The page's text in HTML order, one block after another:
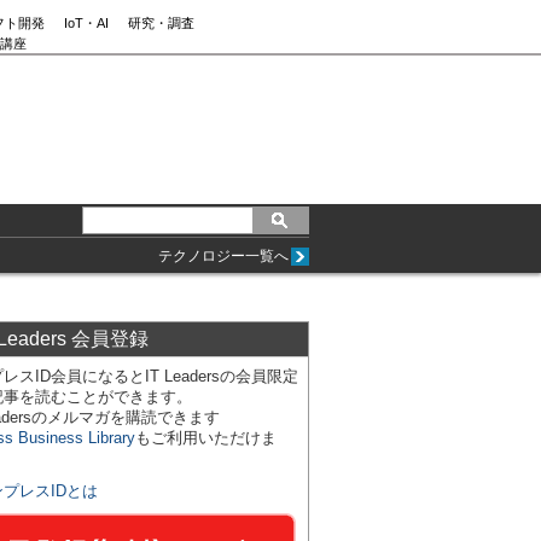
ト開発 IoT・AI
研究・調査
座
テクノロジー一覧へ
会員登録
スID会員になるとIT Leadersの会員限定
を読むことができます。
のメルマガを購読できます
Business Libraryもご利用いただけま
プレスIDとは